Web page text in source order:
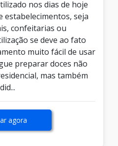
nos dias de hoje
estabelecimentos, seja
confeitarias ou
se deve ao fato
muito fácil de usar
preparar doces não
mas também
agora